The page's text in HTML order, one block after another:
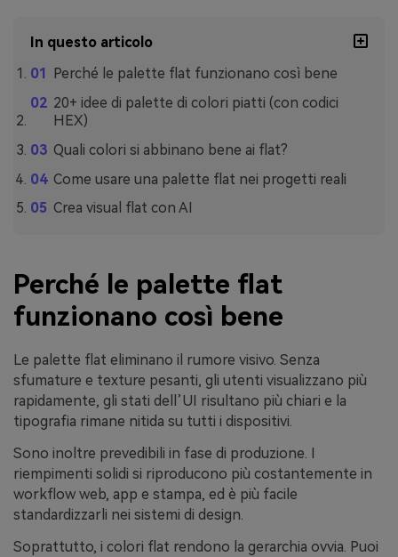
In questo articolo
Perché le palette flat funzionano così bene
20+ idee di palette di colori piatti (con codici
HEX)
Quali colori si abbinano bene ai flat?
Come usare una palette flat nei progetti reali
Crea visual flat con AI
Perché le palette flat
funzionano così bene
Le palette flat eliminano il rumore visivo. Senza
sfumature e texture pesanti, gli utenti visualizzano più
rapidamente, gli stati dell’UI risultano più chiari e la
tipografia rimane nitida su tutti i dispositivi.
Sono inoltre prevedibili in fase di produzione. I
riempimenti solidi si riproducono più costantemente in
workflow web, app e stampa, ed è più facile
standardizzarli nei sistemi di design.
Soprattutto, i colori flat rendono la gerarchia ovvia. Puoi